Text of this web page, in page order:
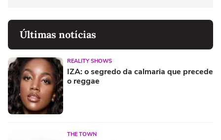
Últimas notícias
REALITY SHOWS
IZA: o segredo da calmaria que precede
o reggae
THE TOWN